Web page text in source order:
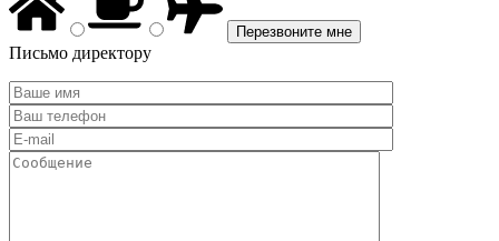
Письмо директору